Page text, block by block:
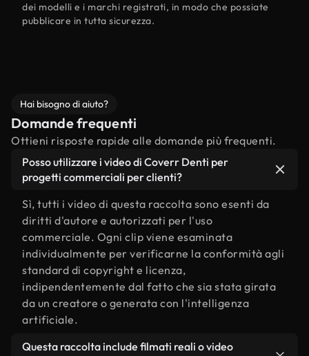
dei modelli e i marchi registrati, in modo che possiate
pubblicare in tutta sicurezza.
Hai bisogno di aiuto?
Domande frequenti
Ottieni risposte rapide alle domande più frequenti.
Posso utilizzare i video di Coverr Denti per
progetti commerciali per clienti?
Sì, tutti i video di questa raccolta sono esenti da
diritti d'autore e autorizzati per l'uso
commerciale. Ogni clip viene esaminata
individualmente per verificarne la conformità agli
standard di copyright e licenza,
indipendentemente dal fatto che sia stata girata
da un creatore o generata con l'intelligenza
artificiale.
Questa raccolta include filmati reali o video